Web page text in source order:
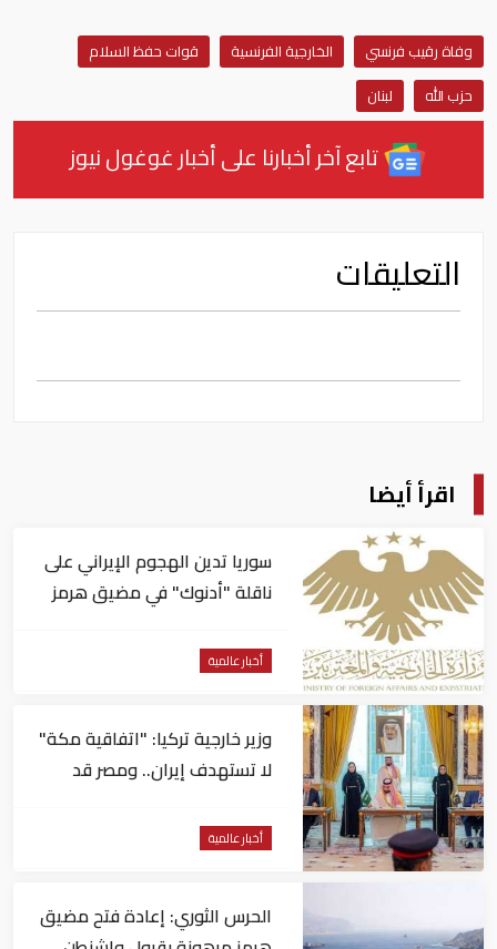
وفاة رقيب فرنسي الخارجية الفرنسية
قوات حفظ السلام
حزب الله
لبنان
تابع آخر أخبارنا على أخبار غوغول نيوز
التعليقات
اقرأ أيضا
سوريا تدين الهجوم الإيراني على
ناقلة "أدنوك" في مضيق هرمز ‏
أخبار عالمية
وزير خارجية تركيا: "اتفاقية مكة"
لا تستهدف إيران.. ومصر قد
أخبار عالمية
الحرس الثوري: إعادة فتح مضيق